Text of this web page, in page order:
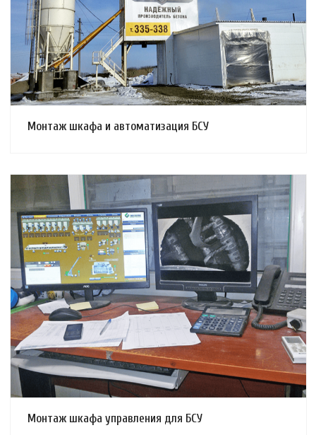
Монтаж шкафа и автоматизация БСУ
Смотреть проект
Монтаж шкафа управления для БСУ